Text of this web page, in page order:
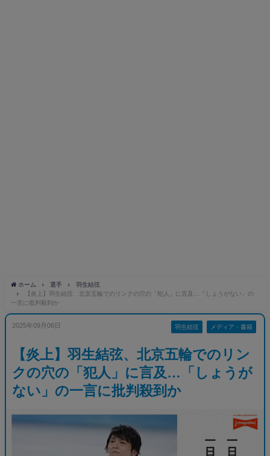
ホーム 選手
羽生結弦
【炎上】羽生結弦、北京五輪でのリンクの穴の「犯人」に言及…「しょうがない」の
一言に批判殺到か
2025年09月06日 羽生結弦 メディア・書籍
【炎上】羽生結弦、北京五輪でのリン
クの穴の「犯人」に言及…「しょうが
ない」の一言に批判殺到か